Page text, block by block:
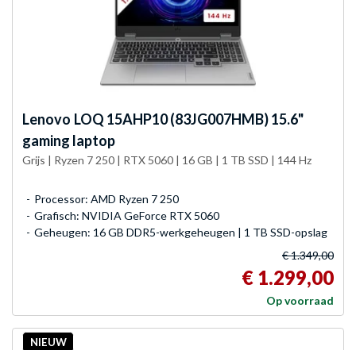
Lenovo LOQ 15AHP10 (83JG007HMB) 15.6"
gaming laptop
Grijs | Ryzen 7 250 | RTX 5060 | 16 GB | 1 TB SSD | 144 Hz
Processor: AMD Ryzen 7 250
Grafisch: NVIDIA GeForce RTX 5060
Geheugen: 16 GB DDR5-werkgeheugen | 1 TB SSD-opslag
€ 1.349,00
€ 1.299,00
Op voorraad
NIEUW